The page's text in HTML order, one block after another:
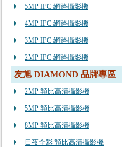
5MP IPC 網路攝影機
4MP IPC 網路攝影機
3MP IPC 網路攝影機
2MP IPC 網路攝影機
友旭 DIAMOND 品牌專區
2MP 類比高清攝影機
5MP 類比高清攝影機
8MP 類比高清攝影機
日夜全彩 類比高清攝影機